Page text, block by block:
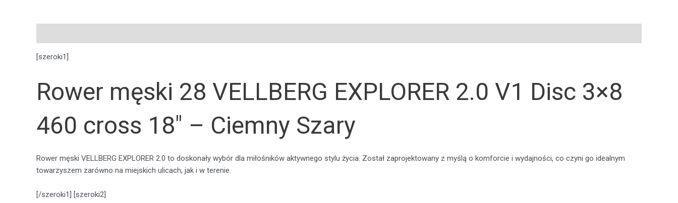
[szeroki1]
Rower męski 28 VELLBERG EXPLORER 2.0 V1 Disc 3×8
460 cross 18″ – Ciemny Szary
Rower męski VELLBERG EXPLORER 2.0 to doskonały wybór dla miłośników aktywnego stylu życia. Został zaprojektowany z myślą o komforcie i wydajności, co czyni go idealnym
towarzyszem zarówno na miejskich ulicach, jak i w terenie.
[/szeroki1] [szeroki2]